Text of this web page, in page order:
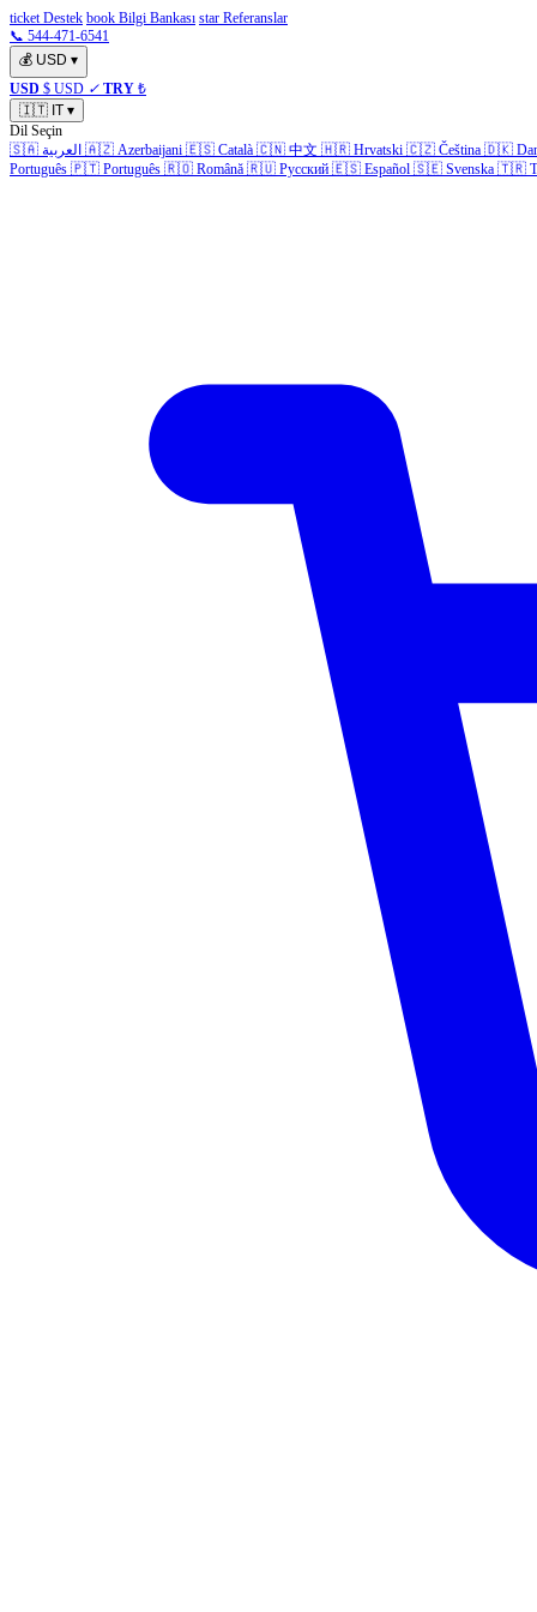
ticket Destek book Bilgi Bankası star Referanslar
📞 544-471-6541
💰 USD ▾
USD $ USD ✓ TRY ₺
🇮🇹 IT ▾
Dil Seçin
🇸🇦 العربية 🇦🇿 Azerbaijani 🇪🇸 Català 🇨🇳 中文 🇭🇷 Hrvatski 🇨🇿 Čeština 🇩🇰
Português 🇵🇹 Português 🇷🇴 Română 🇷🇺 Русский 🇪🇸 Español 🇸🇪 Svenska 🇹🇷